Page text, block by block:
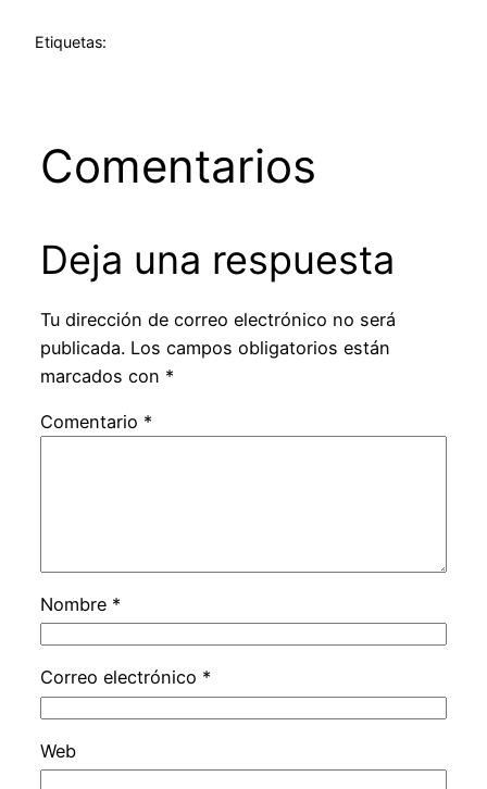
Etiquetas:
Comentarios
Deja una respuesta
Tu dirección de correo electrónico no será
publicada. Los campos obligatorios están
marcados con *
Comentario *
Nombre *
Correo electrónico *
Web